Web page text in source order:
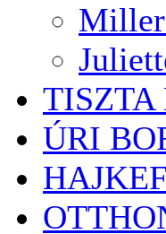
Miller
TISZTA
ÚRI